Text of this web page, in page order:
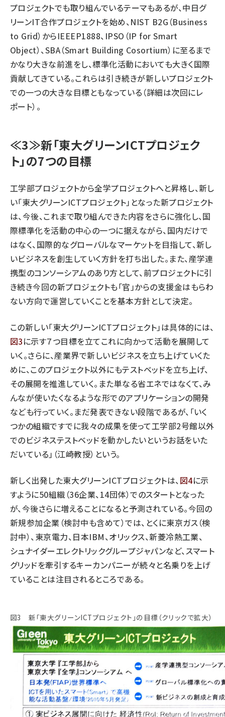
プロジェクトでも取り組んでいるテーマもあるが、中日グ
リーンIT合作プロジェクトを始め、NIST B2G（Business
to Grid）からIEEEP1888、IPSO（IP for Smart
Object）、SBA（Smart Building Cosortium）に至るまで
かなり大きな前進をし、標準化活動においても大きく国際
貢献してきている。これらは引き続きが新しいプロジェクト
での一つの大きな目標ともなっている（詳細は次回にレ
ポート）。
≪3≫新「東大グリーンICTプロジェク
ト」の7つの目標
工学部プロジェクトから全学プロジェクトへと昇格し、新し
い「東大グリーンICTプロジェクト」となった新プロジェクト
は、今後、これまで取り組んできた内容をさらに強化し、国
際標準化を活動の中心の一つに据えながら、国内だけで
はなく、国際的なグローバルなマーケットを目指して、新し
いビジネスを創生していく方針を打ち出した。また、産学連
携型のコンソーシアムのあり方として、前プロジェクトに引
き続き今回の新プロジェクトも「官」からの支援金はもらわ
ない方向で運営していくことを基本方針として決定。
この新しい「東大グリーンICTプロジェクト」は具体的には、
図3に示す７つ目標を立てこれに向かって活動を展開して
いく。さらに、産業界で新しいビジネスを立ち上げていくた
めに、このプロジェクト以外にもテストベッドを立ち上げ、
その展開を推進していく。また単なる省エネではなくて、み
んなが使いたくなるような形でのアプリケーションの開発
なども行っていく。まだ発表できない段階であるが、「いく
つかの組織ですでに我々の成果を使って工学部2号館以外
でのビジネステストベッドを動かしたいというお話をいた
だいている」（江崎教授）という。
新しく出発した東大グリーンICTプロジェクトは、 図4に示
すように50組織（36企業、14団体）でのスタートとなった
が、今後さらに増えることになると予測されている。今回の
新規参加企業（検討中も含めて）では、とくに東京ガス（検
討中）、東京電力、日本IBM、オリックス、新菱冷熱工業、
シュナイダーエレクトリックグループジャパンなど、スマート
グリッドを牽引するキーカンパニーが続々と名乗りを上げ
ていることは注目されるところである。
図3 新「東大グリーンICTプロジェクト」の目標（クリックで拡大）